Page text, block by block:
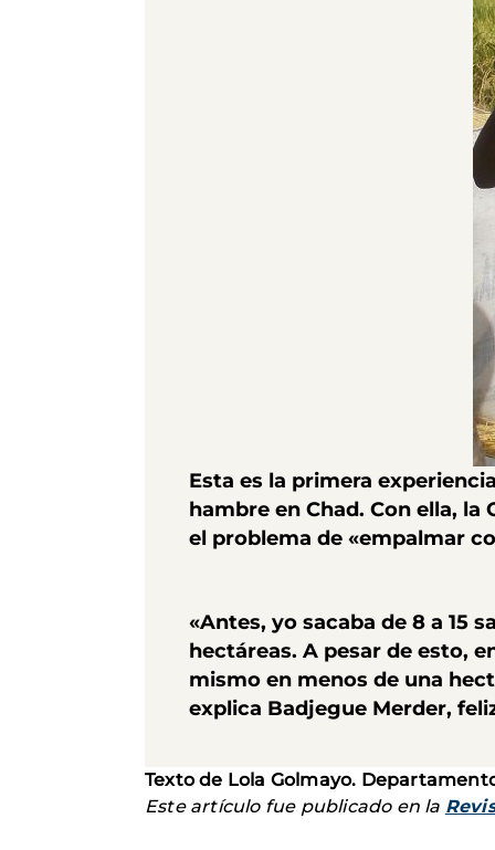
Esta es la primera
hambre en Chad. Con ella,
el problema de «empalmar
«Antes, yo sacaba de 8 a 15
hectáreas. A pesar de esto,
mismo en menos de una
explica Badjegue Merder,
Texto de Lola Golmayo.
Este artículo fue publicado en la